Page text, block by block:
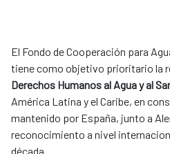
El Fondo de Cooperación para
tiene como objetivo prioritario la
Derechos Humanos al Agua y al
América Latina y el Caribe, en
mantenido por España, junto a
reconocimiento a nivel
década.